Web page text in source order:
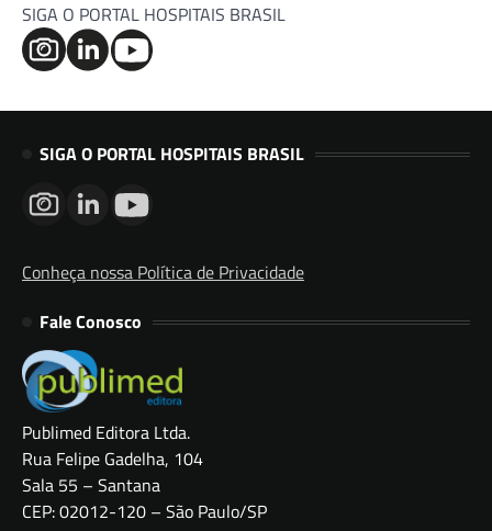
SIGA O PORTAL HOSPITAIS BRASIL
SIGA O PORTAL HOSPITAIS BRASIL
Conheça nossa Política de Privacidade
Fale Conosco
Publimed Editora Ltda.
Rua Felipe Gadelha, 104
Sala 55 – Santana
CEP: 02012-120 – São Paulo/SP